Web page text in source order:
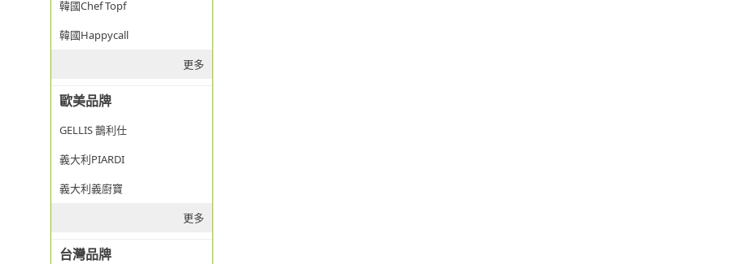
韓國Chef Topf
韓國Happycall
更多
歐美品牌
GELLIS 鵲利仕
義大利PIARDI
義大利義廚寶
更多
台灣品牌